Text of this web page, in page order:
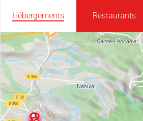
Hébergements Restaurants